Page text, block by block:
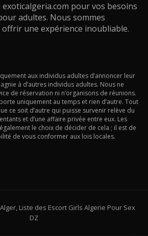
exoticalgeria.com pour vos besoins
adultes. Nous sommes
une expérience inoubliable.
aux individus adultes d’annoncer leur
à d’autres individus adultes. Nous ne
de réservation ni n’organisons de réunions.
uniquement au temps et rien d’autre. Tout
ce soit d’autre qui puisse survenir relève du
et d’une affaire privée entre eux. Les
le choix de décider de cela ; il est de
de vous conformer aux lois locales.
Liste des Escort Girls Algerie Pour Sex
DZ